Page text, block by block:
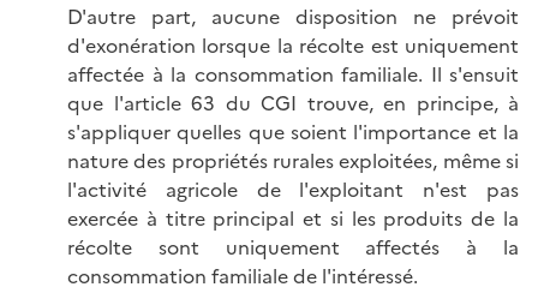
D'autre part, aucune disposition ne prévoit
d'exonération lorsque la récolte est uniquement
affectée à la consommation familiale. Il s'ensuit
que l'article 63 du CGI trouve, en principe, à
s'appliquer quelles que soient l'importance et la
nature des propriétés rurales exploitées, même si
l'activité agricole de l'exploitant n'est pas
exercée à titre principal et si les produits de la
récolte sont uniquement affectés à la
consommation familiale de l'intéressé.